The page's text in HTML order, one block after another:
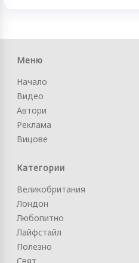
Меню
Начало
Видео
Автори
Реклама
Вицове
Категории
Великобритания
Лондон
Любопитно
Лайфстайл
Полезно